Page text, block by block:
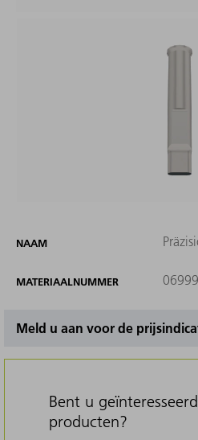
NAAM
MATERIAALNUMMER
Meld u aan voor de
Bent u
producten?